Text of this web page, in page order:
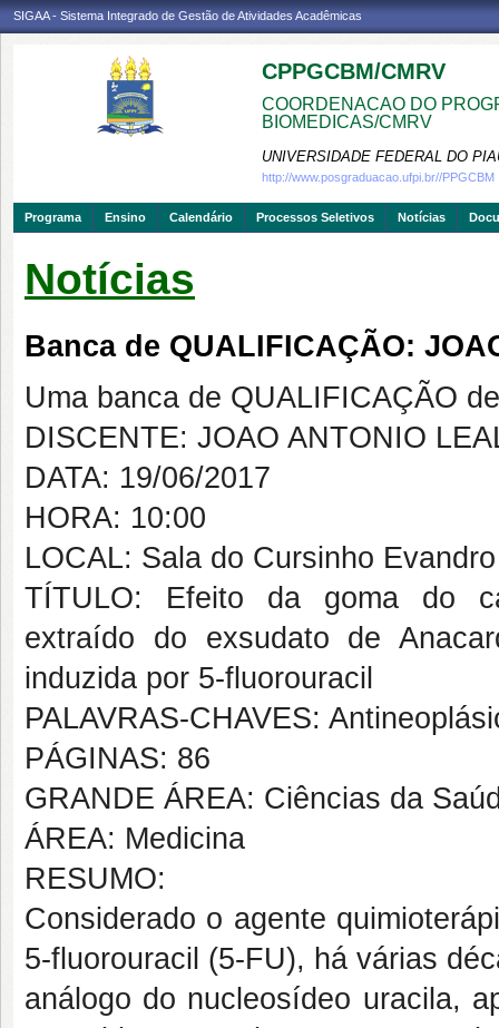
SIGAA - Sistema Integrado de Gestão de Atividades Acadêmicas
CPPGCBM/CMRV
COORDENACAO DO
BIOMEDICAS/CMRV
UNIVERSIDADE FEDERAL DO
http://www.posgraduacao.ufpi.br//PPGCBM
Programa Ensino Calendário Processos Seletivos Notícias
Notícias
Banca de QUALIFICAÇÃO:
Uma banca de QUALIFICAÇÃO
DISCENTE: JOAO ANTONIO
DATA: 19/06/2017
HORA: 10:00
LOCAL: Sala do Cursinho
TÍTULO: Efeito da goma do
extraído do exsudato de
induzida por 5-fluorouracil
PALAVRAS-CHAVES:
PÁGINAS: 86
GRANDE ÁREA: Ciências da
ÁREA: Medicina
RESUMO:
Considerado o agente
5-fluorouracil (5-FU), há várias
análogo do nucleosídeo uracila,